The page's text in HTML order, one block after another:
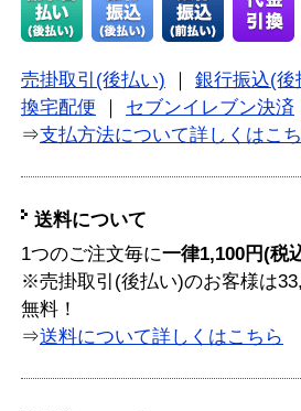
売掛取引(後払い)
銀行振込(後
換宅配便
セブンイレブン決済
⇒支払方法について詳しくはこ
送料について
1つのご注文毎に一律1,100円(税
※売掛取引(後払い)のお客様は
無料！
⇒送料について詳しくはこちら